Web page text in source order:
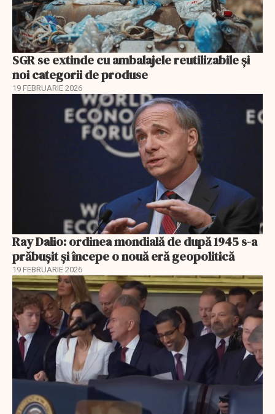
SGR se extinde cu ambalajele reutilizabile și
noi categorii de produse
19 FEBRUARIE 2026
Ray Dalio: ordinea mondială de după 1945 s-a
prăbușit și începe o nouă eră geopolitică
19 FEBRUARIE 2026